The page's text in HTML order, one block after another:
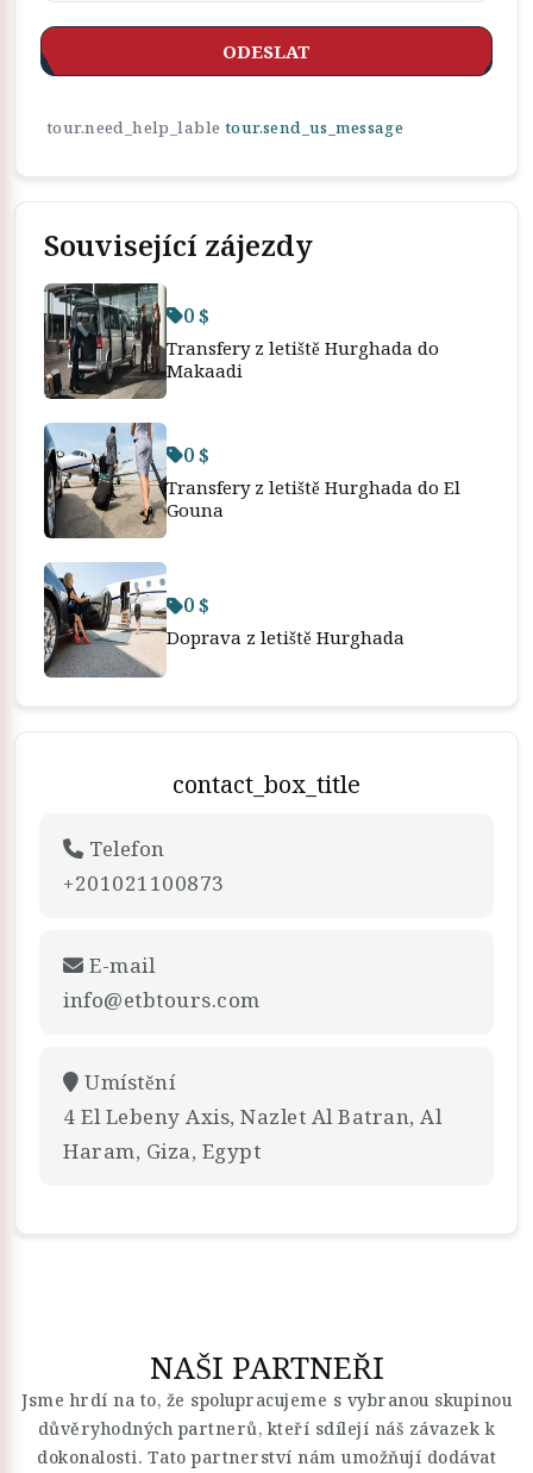
ODESLAT
tour.need_help_lable tour.send_us_message
Související zájezdy
0 $
Transfery z letiště Hurghada do
Makaadi
0 $
Transfery z letiště Hurghada do El
Gouna
0 $
Doprava z letiště Hurghada
contact_box_title
Telefon
+201021100873
E-mail
info@etbtours.com
Umístění
4 El Lebeny Axis, Nazlet Al Batran, Al
Haram, Giza, Egypt
NAŠI PARTNEŘI
Jsme hrdí na to, že spolupracujeme s vybranou skupinou
důvěryhodných partnerů, kteří sdílejí náš závazek k
dokonalosti. Tato partnerství nám umožňují dodávat